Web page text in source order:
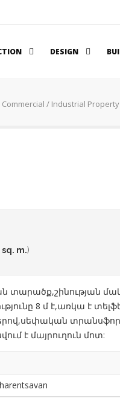
DESIGN
/ Industrial Property
sq. m.)
8 մ է,առկա է
է մայրուղուն մոտ: